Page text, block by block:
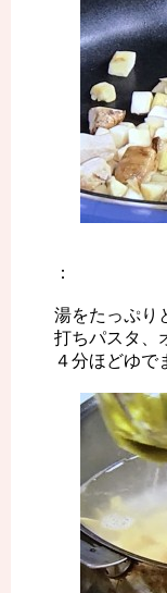
：
湯をたっぷり
打ちパスタ、
４分ほどゆで